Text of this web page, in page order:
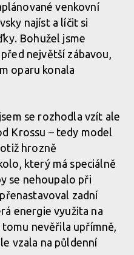
venkovní
najíst a líčit si
Bohužel jsme
největší zábavou,
oparu konala
se rozhodla vzít ale
Krossu – tedy model
hrozně
který má speciálně
se nehoupalo při
zadní
energie využita na
nevěřila upřímně,
vzala na půldenní